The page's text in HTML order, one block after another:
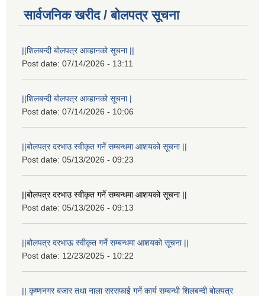
सार्वजनिक खरीद / बोलपत्र सूचना
||शिलबन्दी बोलपत्र आव्हानको सूचना ||
Post date: 07/14/2026 - 13:11
||शिलबन्दी बोलपत्र आव्हानको सूचना |
Post date: 07/14/2026 - 10:06
||बोलपत्र दरभाउ स्वीकृत गर्ने सम्बन्धमा आशयको सूचना ||
Post date: 05/13/2026 - 09:23
||बोलपत्र दरभाउ स्वीकृत गर्ने सम्बन्धमा आशयको सूचना ||
Post date: 05/13/2026 - 09:13
||बोलपत्र दरभाऊ स्वीकृत गर्ने सम्बन्धमा आशयको सूचना ||
Post date: 12/23/2025 - 10:22
|| कृष्णनगर बजार तथा नाला सरसफाई गर्ने कार्य सम्बन्धी शिलबन्दी बोलपत्र